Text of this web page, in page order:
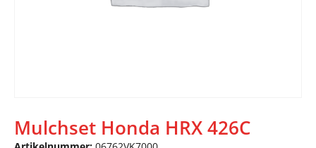
Mulchset Honda HRX 426C